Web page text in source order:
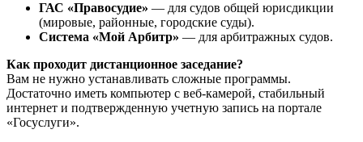
ГАС «Правосудие» — для судов общей юрисдикции
(мировые, районные, городские суды).
Система «Мой Арбитр» — для арбитражных судов.
Как проходит дистанционное заседание?
Вам не нужно устанавливать сложные программы.
Достаточно иметь компьютер с веб-камерой, стабильный
интернет и подтвержденную учетную запись на портале
«Госуслуги».